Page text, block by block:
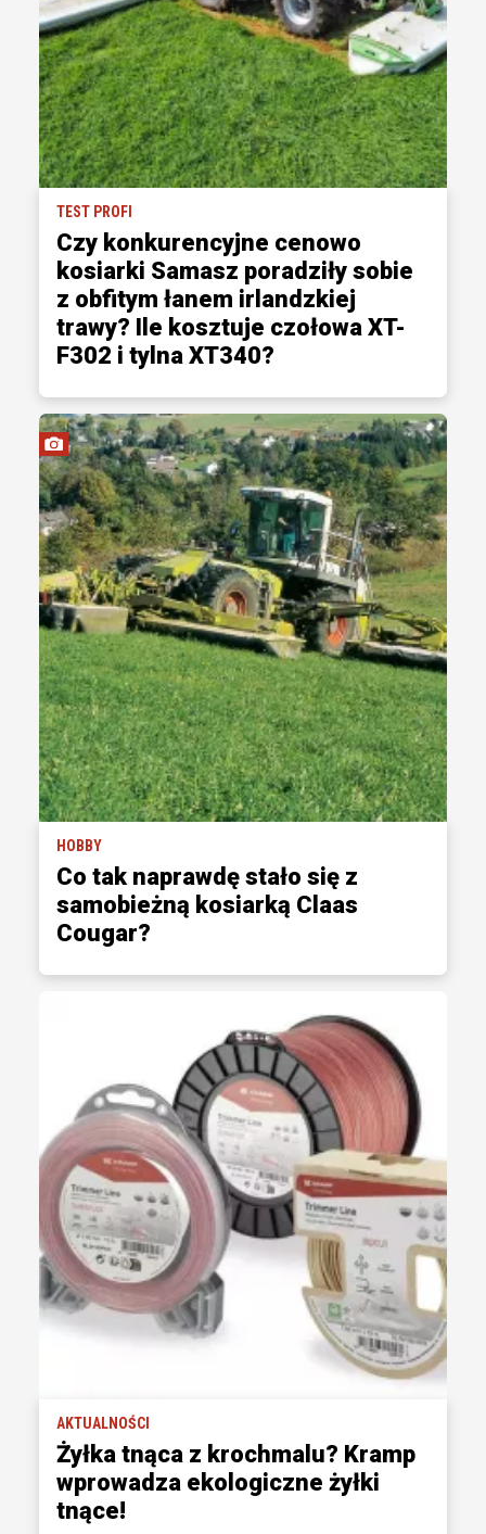
TEST PROFI
Czy konkurencyjne cenowo
kosiarki Samasz poradziły sobie
z obfitym łanem irlandzkiej
trawy? Ile kosztuje czołowa XT-
F302 i tylna XT340?
HOBBY
Co tak naprawdę stało się z
samobieżną kosiarką Claas
Cougar?
AKTUALNOŚCI
Żyłka tnąca z krochmalu? Kramp
wprowadza ekologiczne żyłki
tnące!